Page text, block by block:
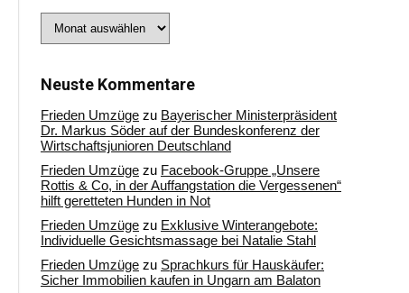
Sie
Archiv
Neuste Kommentare
Frieden Umzüge zu Bayerischer Ministerpräsident
Dr. Markus Söder auf der Bundeskonferenz der
Wirtschaftsjunioren Deutschland
Frieden Umzüge zu Facebook-Gruppe „Unsere
Rottis & Co, in der Auffangstation die Vergessenen“
hilft geretteten Hunden in Not
Frieden Umzüge zu Exklusive Winterangebote:
Individuelle Gesichtsmassage bei Natalie Stahl
Frieden Umzüge zu Sprachkurs für Hauskäufer:
Sicher Immobilien kaufen in Ungarn am Balaton